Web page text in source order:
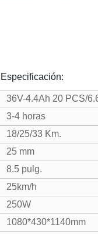
Especificación:
36V-4.4Ah 20 PCS/
3-4 horas
18/25/33 Km.
25 mm
8.5 pulg.
25km/h
250W
1080*430*1140mm